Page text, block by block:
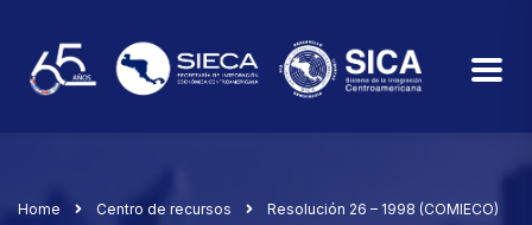
Home Centro de recursos Resolución 26 – 1998 (COMIECO)